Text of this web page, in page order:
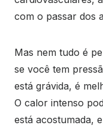
com o passar dos
Mas nem tudo é
se você tem
está grávida, é
O calor intenso
está acostumada,